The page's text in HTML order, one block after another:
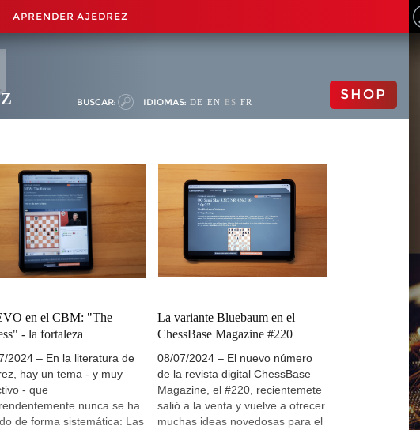
APRENDER AJEDREZ
BUSCAR: IDIOMAS: DE EN ES FR SHOP
en el CBM: "The
- la fortaleza
2024 – En la literatura de
hay un tema - y muy
- que
nunca se ha
de forma sistemática: Las
La variante Bluebaum en el
ChessBase Magazine #220
08/07/2024 – El nuevo número
de la revista digital ChessBase
Magazine, el #220, recientemete
salió a la venta y vuelve a ofrecer
muchas ideas novedosas para el